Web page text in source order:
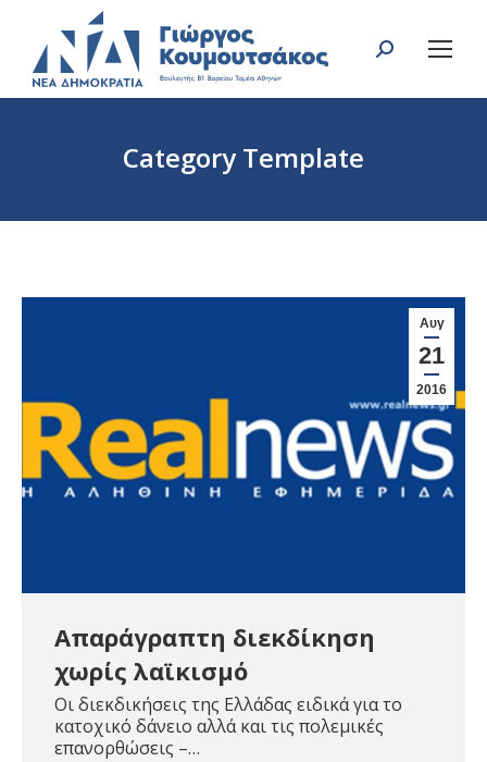
Search:
Category Template
Αυγ
21
2016
Απαράγραπτη διεκδίκηση
χωρίς λαϊκισμό
Οι διεκδικήσεις της Ελλάδας ειδικά για το
κατοχικό δάνειο αλλά και τις πολεμικές
επανορθώσεις –…